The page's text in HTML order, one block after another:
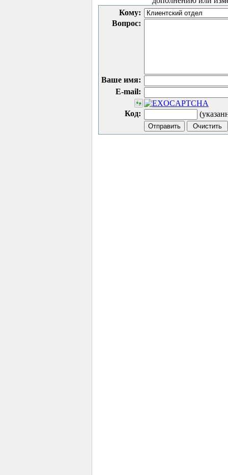
Кому:
Вопрос:
Ваше имя:
E-mail:
Код: